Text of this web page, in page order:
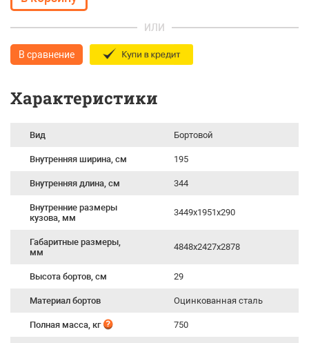
ИЛИ
В сравнение
Характеристики
Вид Бортовой
Внутренняя ширина, см 195
Внутренняя длина, см 344
Внутренние размеры
кузова, мм
3449х1951х290
Габаритные размеры,
мм
4848х2427х2878
Высота бортов, см 29
Материал бортов Оцинкованная сталь
Полная масса, кг 750